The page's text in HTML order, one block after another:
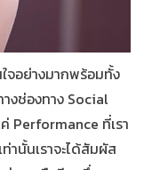
จอย่างมากพร้อมทั้ง
างช่องทาง Social
Performance ที่เรา
านั้นเราจะได้สัมผัส